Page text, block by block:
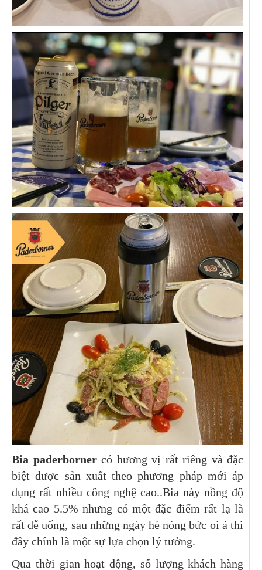
Bia paderbornercó hương vị rất riêng và đặc
biệt được sản xuất theo phương pháp mới áp
dụng rất nhiều công nghệ cao..Bia này nồng độ
khá cao 5.5% nhưng có một đặc điểm rất lạ là
rất dễ uống, sau những ngày hè nóng bức oi ả thì
đây chính là một sự lựa chọn lý tưởng.
Qua thời gian hoạt động, số lượng khách hàng